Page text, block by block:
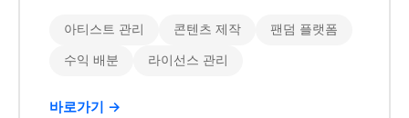
아티스트 관리 콘텐츠 제작 팬덤 플랫폼
수익 배분 라이선스 관리
바로가기 →